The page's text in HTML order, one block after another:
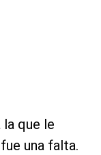
la que le
una falta.